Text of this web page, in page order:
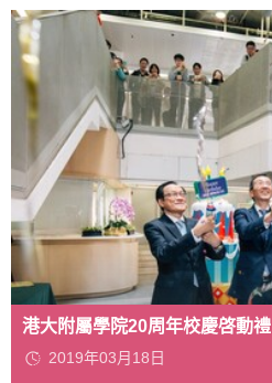
港大附屬學院20周年校慶啓動禮
2019年03月18日